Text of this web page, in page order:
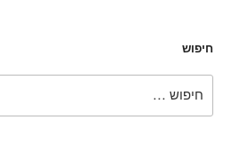
חיפוש